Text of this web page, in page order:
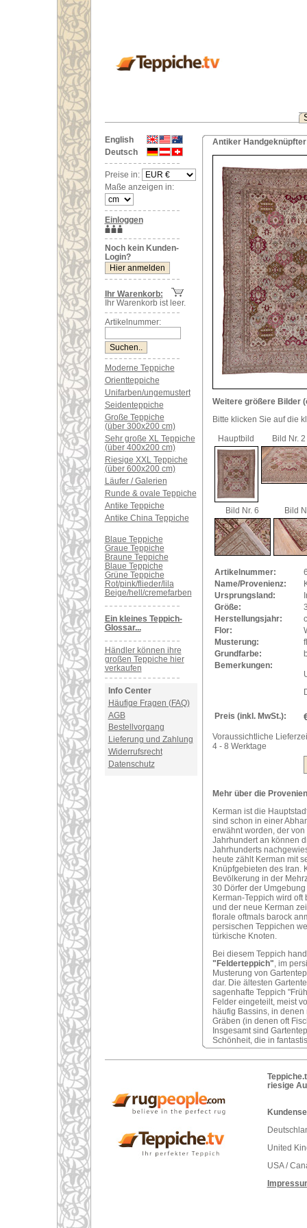
English
Deutsch
Preise in:
Maße anzeigen in:
Einloggen
Noch kein Kunden-
Login?
Ihr Warenkorb:
Ihr Warenkorb ist leer.
Artikelnummer:
Moderne Teppiche
Orientteppiche
Unifarben/ungemustert
Seidenteppiche
Große Teppiche
(über 300x200 cm)
Sehr große XL Teppiche
(über 400x200 cm)
Riesige XXL Teppiche
(über 600x200 cm)
Läufer / Galerien
Runde & ovale Teppiche
Antike Teppiche
Antike China Teppiche
Blaue Teppiche
Graue Teppiche
Braune Teppiche
Blaue Teppiche
Grüne Teppiche
Rot/pink/flieder/lila
Beige/hell/cremefarben
Ein kleines Teppich-
Glossar...
Händler können ihre
großen Teppiche hier
verkaufen
Info Center
Häufige Fragen (FAQ)
AGB
Bestellvorgang
Lieferung und Zahlung
Widerrufsrecht
Datenschutz
Antiker
Weitere größere Bilder
Bitte klicken Sie auf die
Hauptbild
Bild Nr. 2
Bild Nr. 6 Bild
Artikelnummer:
Name/Provenienz:
Ursprungsland:
Größe:
Herstellungsjahr:
Flor:
Musterung:
Grundfarbe:
Bemerkungen:
Preis (inkl. MwSt.):
Voraussichtliche
4 - 8 Werktage
Mehr über die
Kerman ist die
sind schon in einer
erwähnt worden, der
Jahrhundert an können
Jahrhunderts
heute zählt Kerman mit
Knüpfgebieten des Iran.
Bevölkerung in der
30 Dörfer der
Kerman-Teppich wird
und der neue Kerman
florale oftmals barock
persischen Teppichen
türkische Knoten.
Bei diesem Teppich
"Felderteppich", im
Musterung von
dar. Die ältesten
sagenhafte Teppich
Felder eingeteilt, meist
häufig Bassins, in
Gräben (in denen oft
Insgesamt sind
Schönheit, die in
riesige
United
USA /